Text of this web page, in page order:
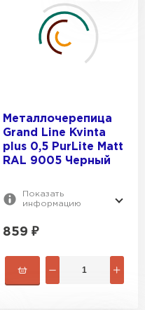
Металлочерепица
Grand Line Kvinta
plus 0,5 PurLite Мatt
RAL 9005 Черный
Показать
информацию
859 ₽